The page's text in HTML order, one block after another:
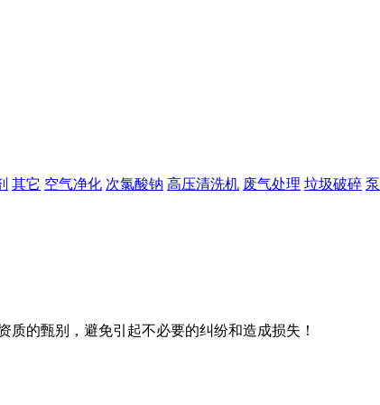
其它 空气净化 次氯酸钠 高压清洗机 废气处理 垃圾破碎 泵
的甄别，避免引起不必要的纠纷和造成损失！